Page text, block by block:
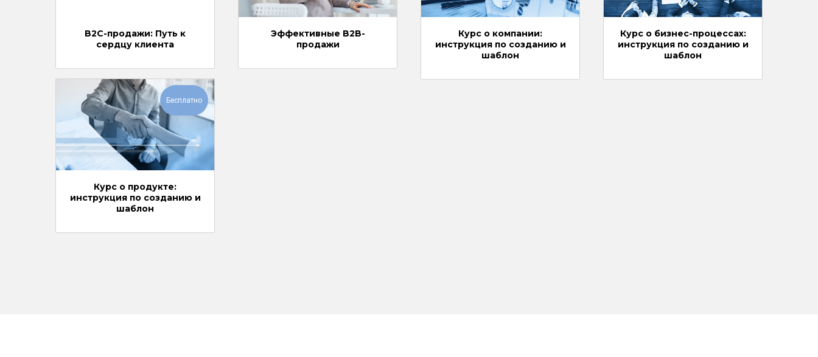
B2C-продажи: Путь к
сердцу клиента
Эффективные B2B-
продажи
Курс о компании:
инструкция по созданию и
шаблон
Курс о бизнес-процессах:
инструкция по созданию и
шаблон
Бесплатно
Курс о продукте:
инструкция по созданию и
шаблон